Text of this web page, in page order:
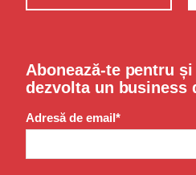
Abonează-te pentru
dezvolta un business
Adresă de email*